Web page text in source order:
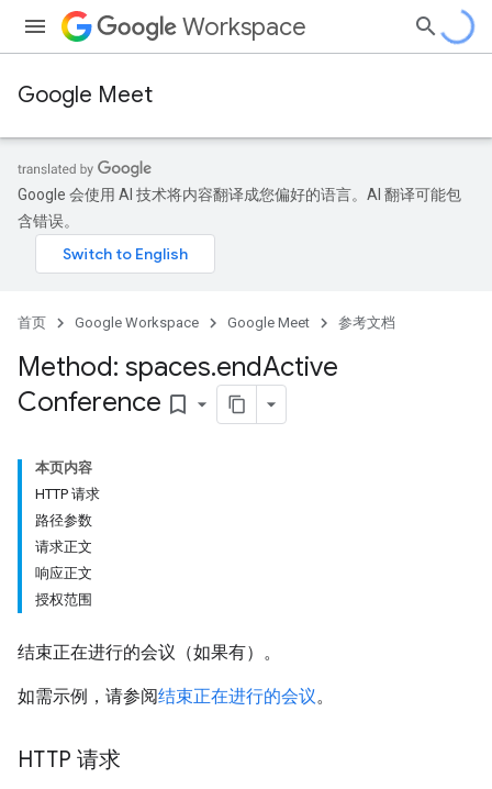
Workspace
Google Meet
Google 会使用 AI 技术将内容翻译成您偏好的语言。AI 翻译可能包
含错误。
首页 Google Workspace Google Meet 参考文档
Method: spaces.endActive
Conference bookmark_border
本页内容
HTTP 请求
路径参数
请求正文
响应正文
授权范围
结束正在进行的会议（如果有）。
如需示例，请参阅结束正在进行的会议。
HTTP 请求